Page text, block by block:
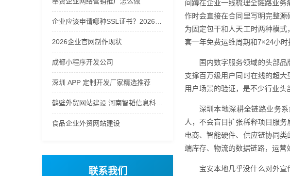
2026企业官网制作现状
成都小程序开发公司
深圳 APP 定制开发厂家精选推荐
食品企业外贸网站建设
联系我们
间蹲在企业一线梳理全链路业
作时会直接在合同里写明完整
为固定包干和人天工时两种模
套一年免费运维周期和7×24小
国内数字服务领域的头部
支撑百万级用户同时在线的超
用户场景的验证，是不少行业头
深圳本地深耕全链路业务
人，不会盲目扩张稀释项目服
电商、智能硬件、供应链协同
端库存、物流的数据链路，运营
宝安本地几乎没什么对外